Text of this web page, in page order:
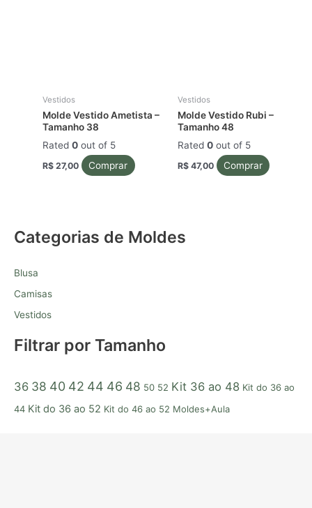
Vestidos
Molde Vestido Ametista –
Tamanho 38
Rated0 out of 5
R$ 27,00 Comprar
Vestidos
Molde Vestido Rubi –
Tamanho 48
Rated 0out of 5
R$47,00 Comprar
Categorias de Moldes
Blusa
Camisas
Vestidos
Filtrar por Tamanho
36 38 40 42 44 46 48 50 52 Kit 36 ao 48 Kit do 36 ao
44 Kit do 36 ao 52 Kit do 46 ao 52 Moldes+Aula